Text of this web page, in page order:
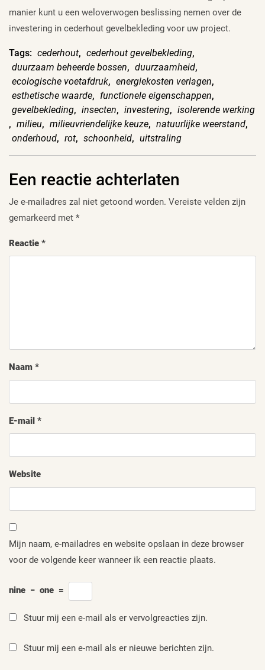
manier kunt u een weloverwogen beslissing nemen over de
investering in cederhout gevelbekleding voor uw project.
Tags: cederhout, cederhout gevelbekleding,
duurzaam beheerde bossen, duurzaamheid,
ecologische voetafdruk, energiekosten verlagen,
esthetische waarde, functionele eigenschappen,
gevelbekleding, insecten, investering, isolerende werking
, milieu, milieuvriendelijke keuze, natuurlijke weerstand,
onderhoud, rot, schoonheid, uitstraling
Een reactie achterlaten
Je e-mailadres zal niet getoond worden. Vereiste velden zijn
gemarkeerd met *
Reactie *
Naam *
E-mail *
Website
Mijn naam, e-mailadres en website opslaan in deze browser
voor de volgende keer wanneer ik een reactie plaats.
nine − one =
Stuur mij een e-mail als er vervolgreacties zijn.
Stuur mij een e-mail als er nieuwe berichten zijn.